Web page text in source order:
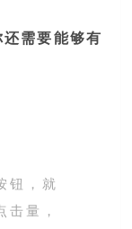
需要能够有
钮，就
击量，